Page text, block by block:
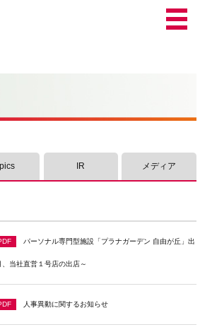
IR メディア
パーソナル専門型施設「プラナガーデン 自由が丘」出
当社直営１号店の出店～
人事異動に関するお知らせ